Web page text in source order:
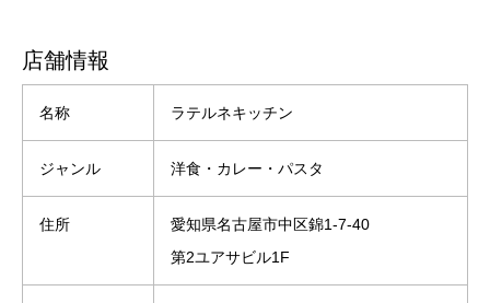
店舗情報
名称 ラテルネキッチン
ジャンル 洋食・カレー・パスタ
住所
愛知県名古屋市中区錦1-7-40
第2ユアサビル1F